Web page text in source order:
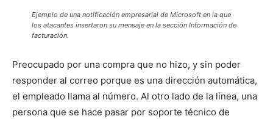
Ejemplo de una notificación empresarial de Microsoft en la que
los atacantes insertaron su mensaje en la sección Información de
facturación.
Preocupado por una compra que no hizo, y sin poder
responder al correo porque es una dirección automática,
el empleado llama al número. Al otro lado de la línea, una
persona que se hace pasar por soporte técnico de